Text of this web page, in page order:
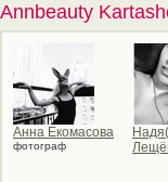
Annbeauty
Анна Екомасова
фотограф